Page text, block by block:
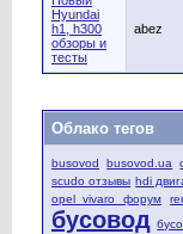
Hyundai
h1, h300
обзоры и
тесты
abez
Облако тегов
busovod busovod.ua
scudo отзывы hdi
opel vivaro форум
бусовод